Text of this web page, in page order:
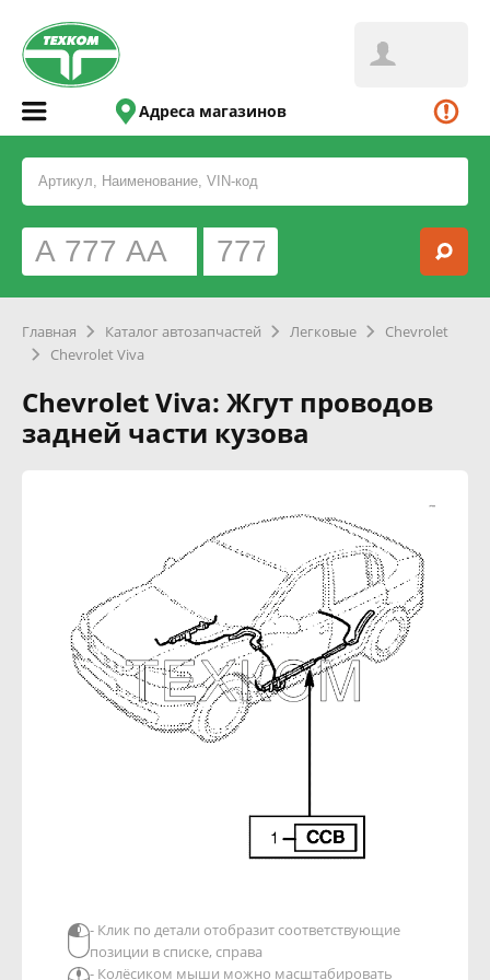
Адреса магазинов
Главная Каталог автозапчастей Легковые
Chevrolet
Chevrolet Viva
Chevrolet Viva: Жгут проводов
задней части кузова
- Клик по детали отобразит соответствующие
позиции в списке, справа
- Колёсиком мыши можно масштабировать